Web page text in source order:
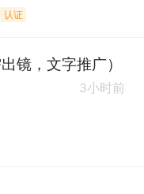
认证
镜，文字推广）
3小时前